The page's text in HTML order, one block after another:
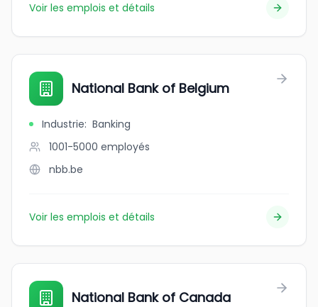
Voir les emplois et détails
National Bank of Belgium
Industrie: Banking
1001-5000 employés
nbb.be
Voir les emplois et détails
National Bank of Canada